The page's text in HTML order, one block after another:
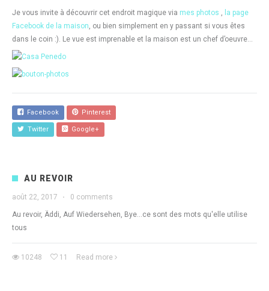
Je vous invite à découvrir cet endroit magique via mes photos , la page
Facebook de la maison, ou bien simplement en y passant si vous êtes
dans le coin :). Le vue est imprenable et la maison est un chef d’oeuvre…
Facebook Pinterest
Twitter Google+
AU REVOIR
août 22, 2017 · 0 comments
Au revoir, Äddi, Auf Wiedersehen, Bye...ce sont des mots qu'elle utilise
tous
10248 11 Read more